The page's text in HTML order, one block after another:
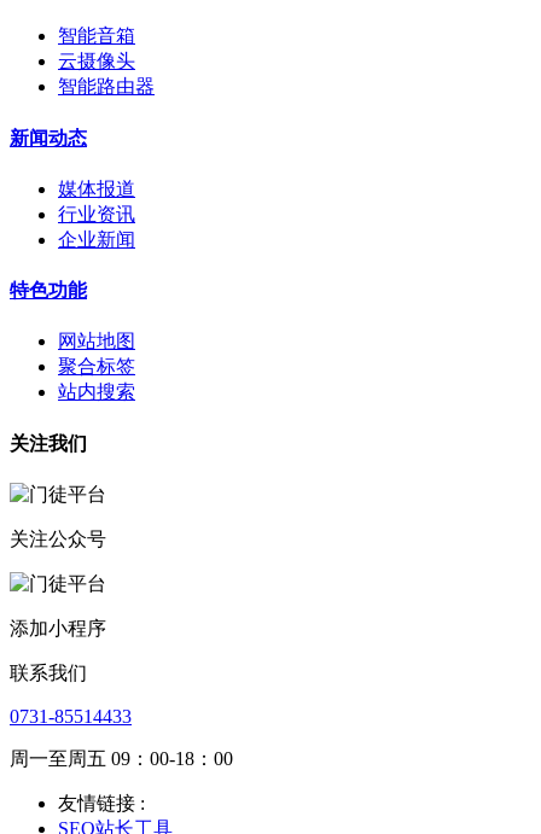
智能音箱
云摄像头
智能路由器
新闻动态
媒体报道
行业资讯
企业新闻
特色功能
网站地图
聚合标签
站内搜索
关注我们
关注公众号
添加小程序
联系我们
0731-85514433
周一至周五 09：00-18：00
友情链接 :
SEO站长工具